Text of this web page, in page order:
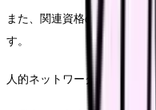
また、関連資格の取得も、
す。
人的ネットワークの構築も重